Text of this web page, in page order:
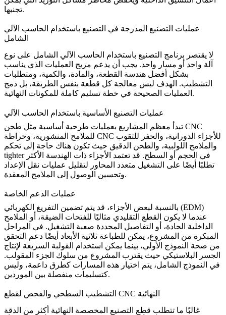
تجنبها.
عمليات التصنيع المدرجة في التصنيع باستخدام الحاسب الآلي
الشامل
لا يقتصر برنامج التصنيع باستخدام الحاسب الآلي الشامل على نوع
آلة واحد أو مسار واحد. يجب أن يدعم مزيج العمليات الذي يناسب
بشكل أفضل هندسة القطعة، والمادة، والكمية، ومتطلبات
التشطيب. الهدف ليس معالجة كل قطعة بنفس الطريقة، بل دمج
العمليات الصحيحة في خطة تسليم كاملة للمكونات النهائية.
عمليات التصنيع الأساسية باستخدام الحاسب الآلي
تبدأ معظم المشاريع بعمليات طرحية أساسية مثل طحن CNC
للملامح المنشورية، و خراطة CNC
والملامح اللولبية، والطحن الدقيق حيث تكون هناك حاجة إلى تحكم
tighter في الحجم أو السطح. قد تعتمد الأجزاء ذات الهندسة الأكثر
تطلبًا أيضًا على التشغيل متعدد المحاور لتقليل عمليات نقل الإعداد
وتحسين الوصول إلى الملامح المعقدة.
عمليات الدعم الخاصة
بالنسبة لبعض الأجزاء، قد يتم تضمين التفريغ الكهربائي (EDM)
عندما لا يكون القطع التقليدي مثاليًا للفتحات الضيقة، أو الملامح
الداخلية الحادة، أو التفاصيل المحددة صعبة التشغيل. في المراحل
المبكرة من المشروع، يمكن للطباعة ثلاثية الأبعاد أيضًا دعم التحقق
من صحة النموذج الأولي، بينما يمكن استخدام القولبة السريعة لإنتاج
الجسر البلاستيكي حيث يقترب المشروع من سلوك الجزء المقولب.
في النموذج الشامل، يتم اختيار هذه المسارات كطرق داعمة، وليس
كتسليمات منفصلة بين الموردين.
التشطيب السطحي والفحص لقطع CNC النهائية
غالبًا ما تتطلب قطع التصنيع المخصصة النهائية أكثر من الدقة